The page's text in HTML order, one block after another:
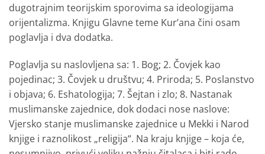
dugotrajnim teorijskim sporovima sa ideologijama
orijentalizma. Knjigu Glavne teme Kur’ana čini osam
poglavlja i dva dodatka.
Poglavlja su naslovljena sa: 1. Bog; 2. Čovjek kao
pojedinac; 3. Čovjek u društvu; 4. Priroda; 5. Poslanstvo
i objava; 6. Eshatologija; 7. Šejtan i zlo; 8. Nastanak
muslimanske zajednice, dok dodaci nose naslove:
Vjersko stanje muslimanske zajednice u Mekki i Narod
knjige i raznolikost „religija“. Na kraju knjige – koja će,